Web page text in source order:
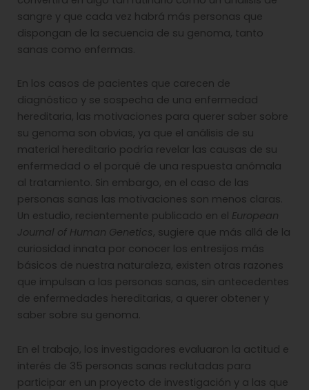
sangre y que cada vez habrá más personas que
dispongan de la secuencia de su genoma, tanto
sanas como enfermas.
En los casos de pacientes que carecen de
diagnóstico y se sospecha de una enfermedad
hereditaria, las motivaciones para querer saber sobre
su genoma son obvias, ya que el análisis de su
material hereditario podría revelar las causas de su
enfermedad o el porqué de una respuesta anómala
al tratamiento. Sin embargo, en el caso de las
personas sanas las motivaciones son menos claras.
Un estudio, recientemente publicado en el European
Journal of Human Genetics, sugiere que más allá de la
curiosidad innata por conocer los entresijos más
básicos de nuestra naturaleza, existen otras razones
que impulsan a las personas sanas, sin antecedentes
de enfermedades hereditarias, a querer obtener y
saber sobre su genoma.
En el trabajo, los investigadores evaluaron la actitud e
interés de 35 personas sanas reclutadas para
participar en un proyecto de investigación y a las que